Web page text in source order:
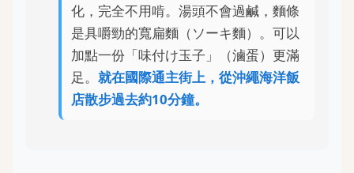
化，完全不用啃。湯頭不會過鹹，麵條
是具嚼勁的寬扁麵（ソーキ麵）。可以
加點一份「味付け玉子」（滷蛋）更滿
足。 就在國際通主街上，從沖繩海洋飯
店散步過去約10分鐘。